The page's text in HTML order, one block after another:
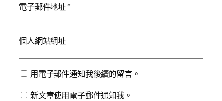
電子郵件地址*
個人網站網址
用電子郵件通知我後續的留言。
新文章使用電子郵件通知我。